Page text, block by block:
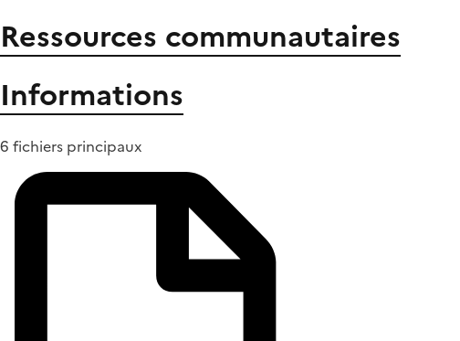
Ressources communautaires
Informations
6 fichiers principaux